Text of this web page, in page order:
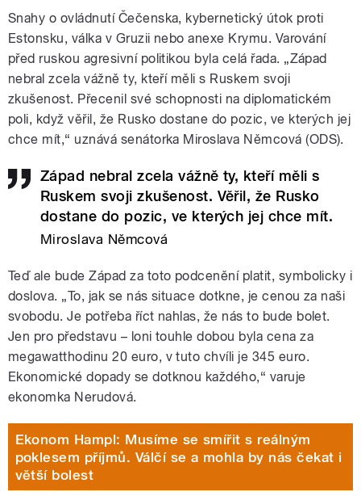
Snahy o ovládnutí Čečenska, kybernetický útok proti
Estonsku, válka v Gruzii nebo anexe Krymu. Varování
před ruskou agresivní politikou byla celá řada. „Západ
nebral zcela vážně ty, kteří měli s Ruskem svoji
zkušenost. Přecenil své schopnosti na diplomatickém
poli, když věřil, že Rusko dostane do pozic, ve kterých jej
chce mít,“ uznává senátorka Miroslava Němcová (ODS).
Západ nebral zcela vážně ty, kteří měli s
Ruskem svoji zkušenost. Věřil, že Rusko
dostane do pozic, ve kterých jej chce mít.
Miroslava Němcová
Teď ale bude Západ za toto podcenění platit, symbolicky i
doslova. „To, jak se nás situace dotkne, je cenou za naši
svobodu. Je potřeba říct nahlas, že nás to bude bolet.
Jen pro představu – loni touhle dobou byla cena za
megawatthodinu 20 euro, v tuto chvíli je 345 euro.
Ekonomické dopady se dotknou každého,“ varuje
ekonomka Nerudová.
Ekonom Hampl: Musíme se smířit s reálným
poklesem příjmů. Válčí se a mohla by nás čekat i
větší bolest